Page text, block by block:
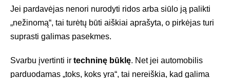
Jei pardavėjas nenori nurodyti ridos arba siūlo ją palikti
„nežinomą“, tai turėtų būti aiškiai aprašyta, o pirkėjas turi
suprasti galimas pasekmes.
Svarbu įvertinti ir techninę būklę. Net jei automobilis
parduodamas „toks, koks yra“, tai nereiškia, kad galima